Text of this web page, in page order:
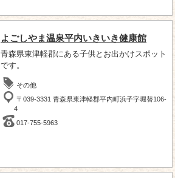
よごしやま温泉平内いきいき健康館
青森県東津軽郡にある子供とお出かけスポット
です。
その他
〒039-3331 青森県東津軽郡平内町浜子字堀替106-
4
017-755-5963